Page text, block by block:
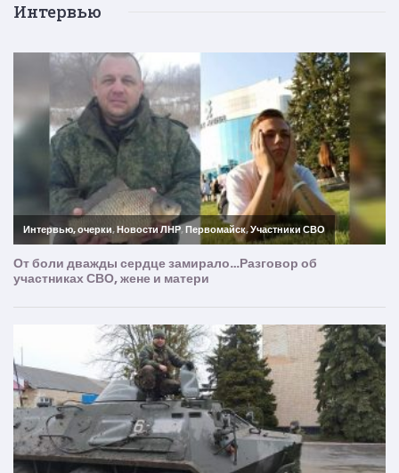
Интервью